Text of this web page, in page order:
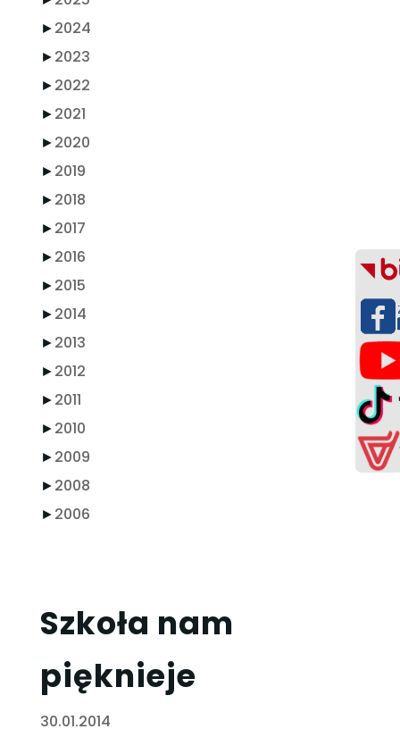
►2024
►2023
►2022
►2021
►2020
►2019
►2018
►2017
►2016
►2015
►2014
►2013
►2012
►2011
►2010
►2009
►2008
►2006
Szkoła nam
pięknieje
30.01.2014